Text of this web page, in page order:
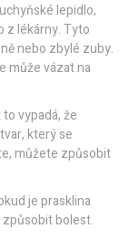
lepidlo,
z lékárny. Tyto
nebo zbylé zuby.
může vázat na
vypadá, že
který se
můžete způsobit
je prasklina
bolest.